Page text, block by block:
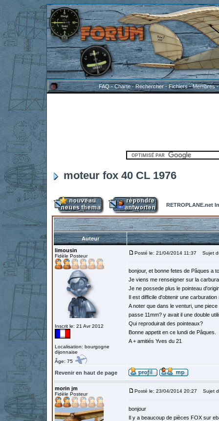
FAQ-Charte-Rechercher-Fichiers-Membres
moteur fox 40 CL 1976
RETROPLANE.net
Auteur
limousin
Fidèle Posteur
Inscrit le: 21 Avr 2012
Localisation: bourgogne
dijonnaise
Âge: 75
Posté le: 21/04/2014 11:37 Sujet
bonjour, et bonne fetes de Pâques a
Je viens me renseigner sur la
Je ne possede plus le pointeau
Il est difficile d'obtenir une
A noter que dans le venturi, une
passe 11mm? y avait il une double
Qui reproduirait des pointeaux?
Bonne appetit en ce lundi de Pâques.
A + amitiés Yves du 21
Revenir en haut de page
morin jm
Fidèle Posteur
Posté le: 23/04/2014 20:27 Sujet
bonjour
Il y a beaucoup de pièces FOX sur